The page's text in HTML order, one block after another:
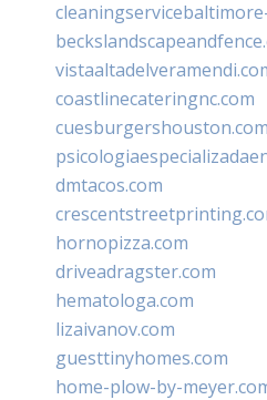
coastlinecateringnc.com
cuesburgershouston.com
dmtacos.com
hornopizza.com
driveadragster.com
hematologa.com
lizaivanov.com
guesttinyhomes.com
home-plow-by-